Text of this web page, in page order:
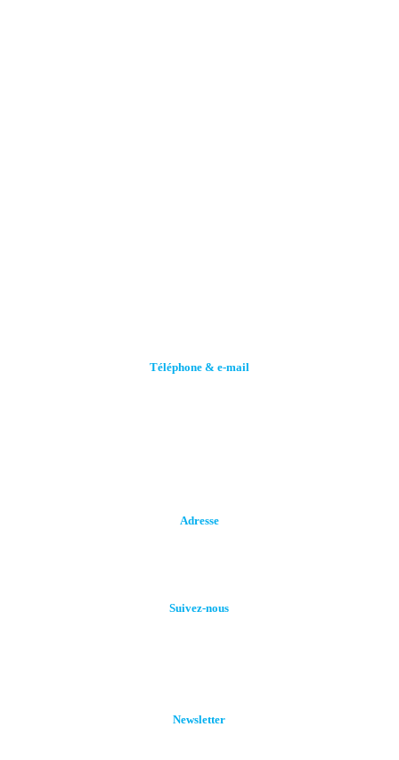
Téléphone & e-mail
Adresse
Suivez-nous
Newsletter